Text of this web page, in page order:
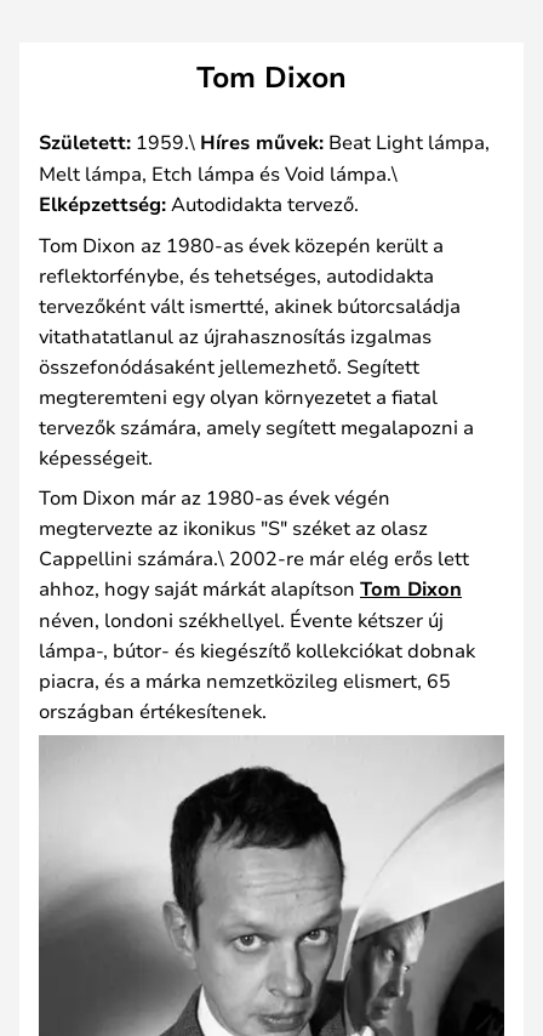
Tom Dixon
Született: 1959.\ Híres művek: Beat Light lámpa,
Melt lámpa, Etch lámpa és Void lámpa.\
Elképzettség: Autodidakta tervező.
Tom Dixon az 1980-as évek közepén került a
reflektorfénybe, és tehetséges, autodidakta
tervezőként vált ismertté, akinek bútorcsaládja
vitathatatlanul az újrahasznosítás izgalmas
összefonódásaként jellemezhető. Segített
megteremteni egy olyan környezetet a fiatal
tervezők számára, amely segített megalapozni a
képességeit.
Tom Dixon már az 1980-as évek végén
megtervezte az ikonikus "S" széket az olasz
Cappellini számára.\ 2002-re már elég erős lett
ahhoz, hogy saját márkát alapítson Tom Dixon
néven, londoni székhellyel. Évente kétszer új
lámpa-, bútor- és kiegészítő kollekciókat dobnak
piacra, és a márka nemzetközileg elismert, 65
országban értékesítenek.